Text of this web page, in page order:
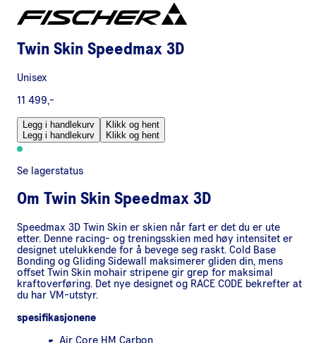
Twin Skin Speedmax 3D
Unisex
11 499,-
Legg i handlekurv
Legg i handlekurv
Klikk og hent
Klikk og hent
Se lagerstatus
Om Twin Skin Speedmax 3D
Speedmax 3D Twin Skin er skien når fart er det du er ute
etter. Denne racing- og treningsskien med høy intensitet er
designet utelukkende for å bevege seg raskt. Cold Base
Bonding og Gliding Sidewall maksimerer gliden din, mens
offset Twin Skin mohair stripene gir grep for maksimal
kraftoverføring. Det nye designet og RACE CODE bekrefter at
du har VM-utstyr.
spesifikasjonene
Air Core HM Carbon